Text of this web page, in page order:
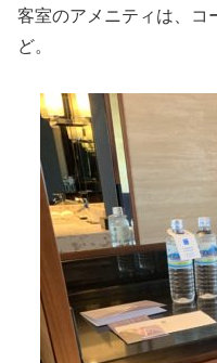
客室のアメニティは、コ
ど。